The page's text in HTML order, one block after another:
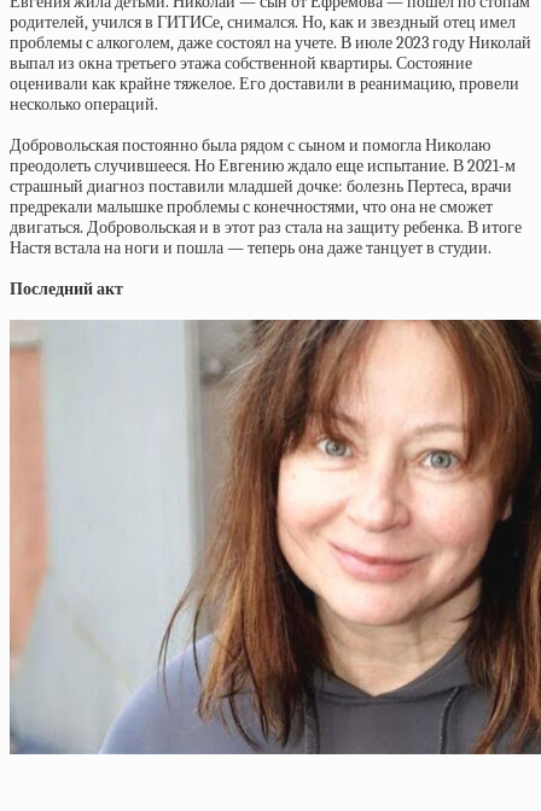
родителей, учился в ГИТИСе, снимался. Но, как и звездный отец имел
проблемы с алкоголем, даже состоял на учете. В июле 2023 году Николай
выпал из окна третьего этажа собственной квартиры. Состояние
оценивали как крайне тяжелое. Его доставили в реанимацию, провели
несколько операций.
Добровольская постоянно была рядом с сыном и помогла Николаю
преодолеть случившееся. Но Евгению ждало еще испытание. В 2021-м
страшный диагноз поставили младшей дочке: болезнь Пертеса, врачи
предрекали малышке проблемы с конечностями, что она не сможет
двигаться. Добровольская и в этот раз стала на защиту ребенка. В итоге
Настя встала на ноги и пошла — теперь она даже танцует в студии.
Последний акт